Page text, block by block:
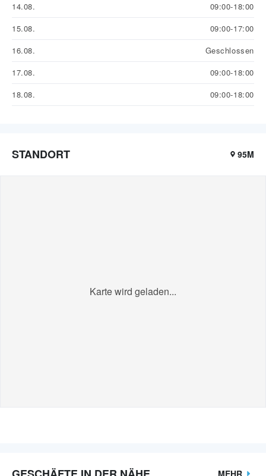
14.08.
09:00-18:00
15.08.
09:00-17:00
16.08.
Geschlossen
17.08.
09:00-18:00
18.08.
09:00-18:00
STANDORT 95M
Karte wird geladen...